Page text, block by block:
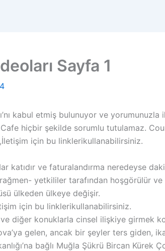
Sayfa 1
kabul etmiş bulunuyor ve
hiçbir şekilde sorumlu tutulamaz.
için bu linklerikullanabilirsiniz.
ve faturalandırma neredeyse
rağmen- yetkililer tarafından hoşgörülür
ülkeden ülkeye değişir.
için bu linklerikullanabilirsiniz.
diğer konuklarla cinsel ilişkiye girmek
gelen, ancak bir şeyler ters
bağlı Muğla Şükrü Bircan